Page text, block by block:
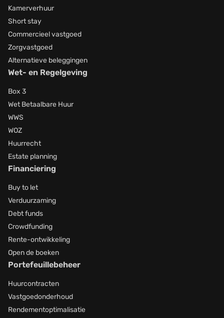
Kamerverhuur
Short stay
Commercieel vastgoed
Zorgvastgoed
Alternatieve beleggingen
Wet- en Regelgeving
Box 3
Wet Betaalbare Huur
WWS
WOZ
Huurrecht
Estate planning
Financiering
Buy to let
Verduurzaming
Debt funds
Crowdfunding
Rente-ontwikkeling
Open de boeken
Portefeuillebeheer
Huurcontracten
Vastgoedonderhoud
Rendementoptimalisatie